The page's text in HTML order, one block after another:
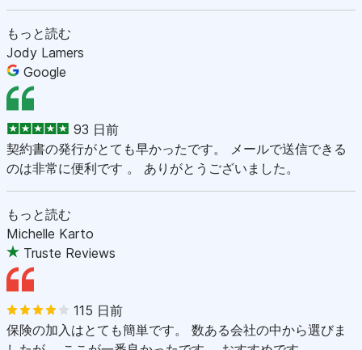
もっと読む
Jody Lamers
Google
93 日前
契約書の発行がとても早かったです。 メールで送信できる
のは非常に便利です 。 ありがとうございました。
もっと読む
Michelle Karto
Truste Reviews
115 日前
保険の加入はとても簡単です。 数ある会社の中から選びま